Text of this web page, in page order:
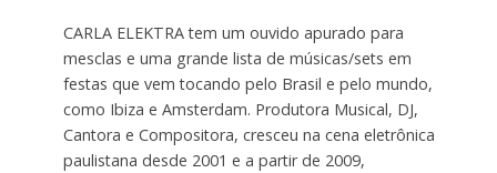
CARLA ELEKTRA tem um ouvido apurado para
mesclas e uma grande lista de músicas/sets em
festas que vem tocando pelo Brasil e pelo mundo,
como Ibiza e Amsterdam. Produtora Musical, DJ,
Cantora e Compositora, cresceu na cena eletrônica
paulistana desde 2001 e a partir de 2009,